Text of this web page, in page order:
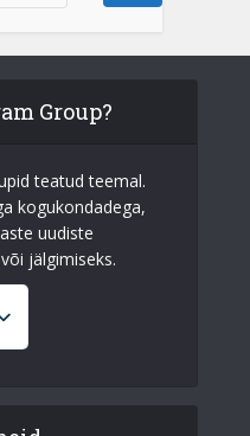
Group?
teatud teemal.
kogukondadega,
uudiste
jälgimiseks.